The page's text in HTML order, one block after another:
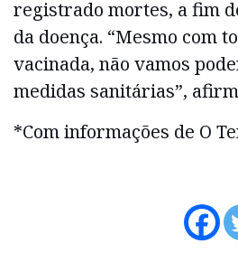
registrado mortes, a fim
da doença. “Mesmo com
vacinada, não vamos
medidas sanitárias”,
*Com informações de O